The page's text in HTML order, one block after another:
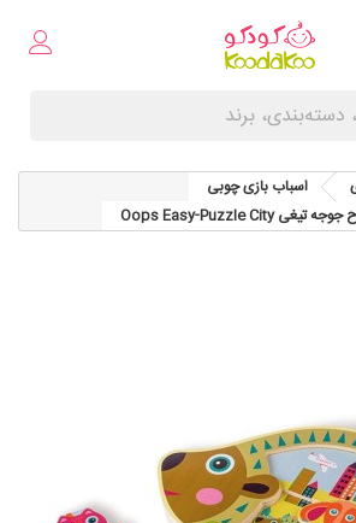
اسباب‌ بازی چوبی